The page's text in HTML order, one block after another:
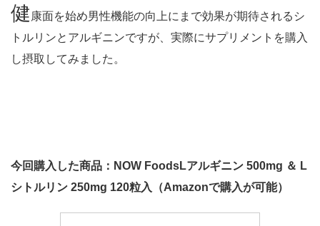
健 康面を始め男性機能の向上にまで効果が期待されるシ
トルリンとアルギニンですが、実際にサプリメントを購入
し摂取してみました。
今回購入した商品： NOW FoodsLアルギニン 500mg ＆ L
シトルリン 250mg 120粒入（Amazonで購入が可能）